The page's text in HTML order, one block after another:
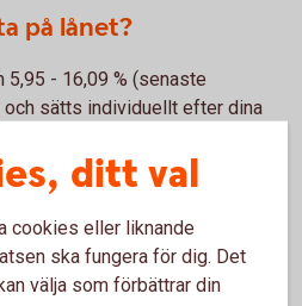
på lånet?
5,95 - 16,09 % (senaste
sätts individuellt efter dina
online och den blir
att sättas in på ditt konto direkt
ditt val
cookies eller liknande
ska fungera för dig. Det
välja som förbättrar din